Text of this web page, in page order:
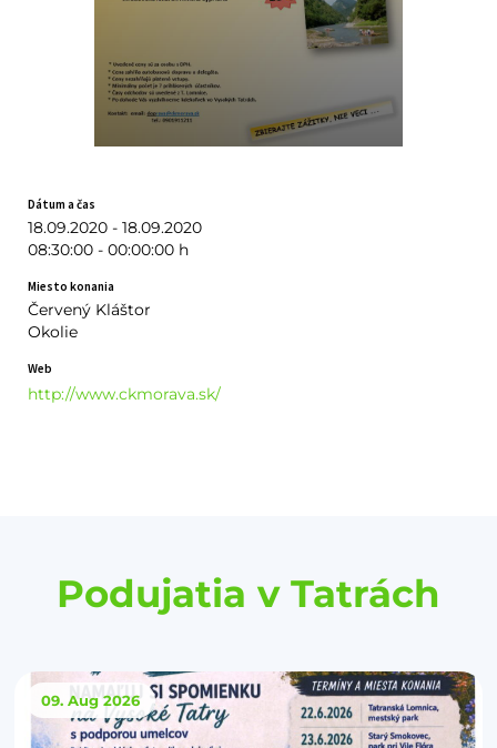
Dátum a čas
18.09.2020 - 18.09.2020
08:30:00 - 00:00:00 h
Miesto konania
Červený Kláštor
Okolie
Web
http://www.ckmorava.sk/
Podujatia v Tatrách
09. Aug 2026